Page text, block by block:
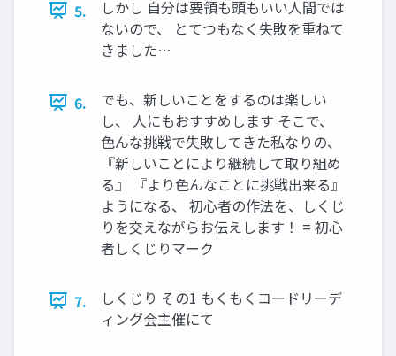
5.
しかし 自分は要領も頭もいい人間では
ないので、 とてつもなく失敗を重ねて
きました…
6.
でも、新しいことをするのは楽しい
し、 人にもおすすめします そこで、
色んな挑戦で失敗してきた私なりの、
『新しいことにより継続して取り組め
る』 『より色んなことに挑戦出来る』
ようになる、 初心者の作法を、しくじ
りを交えながらお伝えします！ = 初心
者しくじりマーク
7.
しくじり その1 もくもくコードリーデ
ィング会主催にて